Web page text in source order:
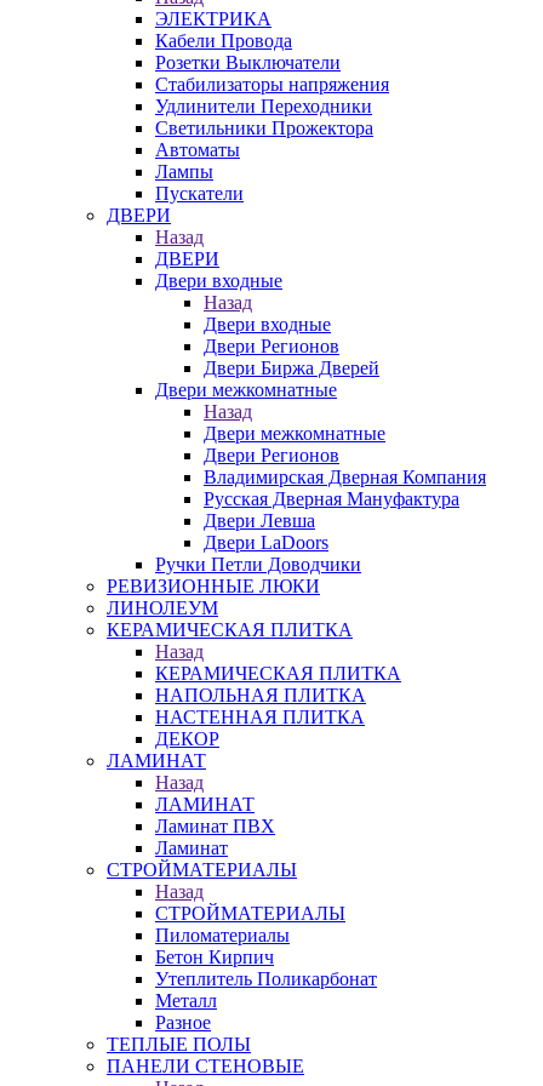
ЭЛЕКТРИКА
Кабели Провода
Розетки Выключатели
Стабилизаторы напряжения
Удлинители Переходники
Светильники Прожектора
Автоматы
Лампы
Пускатели
ДВЕРИ
Назад
ДВЕРИ
Двери входные
Назад
Двери входные
Двери Регионов
Двери Биржа Дверей
Двери межкомнатные
Назад
Двери межкомнатные
Двери Регионов
Владимирская Дверная Компания
Русская Дверная Мануфактура
Двери Левша
Двери LaDoors
Ручки Петли Доводчики
РЕВИЗИОННЫЕ ЛЮКИ
ЛИНОЛЕУМ
КЕРАМИЧЕСКАЯ ПЛИТКА
Назад
КЕРАМИЧЕСКАЯ ПЛИТКА
НАПОЛЬНАЯ ПЛИТКА
НАСТЕННАЯ ПЛИТКА
ДЕКОР
ЛАМИНАТ
Назад
ЛАМИНАТ
Ламинат ПВХ
Ламинат
СТРОЙМАТЕРИАЛЫ
Назад
СТРОЙМАТЕРИАЛЫ
Пиломатериалы
Бетон Кирпич
Утеплитель Поликарбонат
Металл
Разное
ТЕПЛЫЕ ПОЛЫ
ПАНЕЛИ СТЕНОВЫЕ